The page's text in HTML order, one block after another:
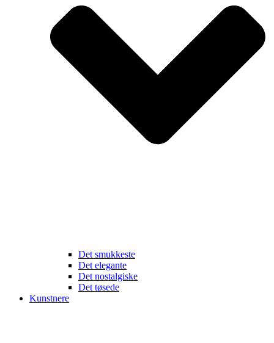
Det smukkeste
Det elegante
Det nostalgiske
Det tøsede
Kunstnere